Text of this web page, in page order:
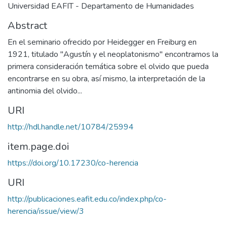
Universidad EAFIT - Departamento de Humanidades
Abstract
En el seminario ofrecido por Heidegger en Freiburg en
1921, titulado "Agustín y el neoplatonismo" encontramos la
primera consideración temática sobre el olvido que pueda
encontrarse en su obra, así mismo, la interpretación de la
antinomia del olvido...
URI
http://hdl.handle.net/10784/25994
item.page.doi
https://doi.org/10.17230/co-herencia
URI
http://publicaciones.eafit.edu.co/index.php/co-
herencia/issue/view/3